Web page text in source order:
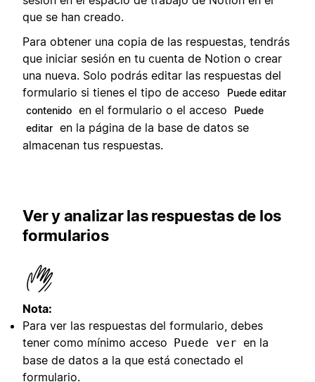
que se han creado.
Para obtener una copia de las respuestas, tendrás
que iniciar sesión en tu cuenta de Notion o crear
una nueva. Solo podrás editar las respuestas del
formulario si tienes el tipo de acceso
Puede editar
contenido en el formulario o el acceso
Puede
editar en la página de la base de datos se
almacenan tus respuestas.
Ver y analizar las respuestas de los
formularios
Nota:
Para ver las respuestas del formulario, debes
tener como mínimo acceso
Puede ver en la
base de datos a la que está conectado el
formulario.